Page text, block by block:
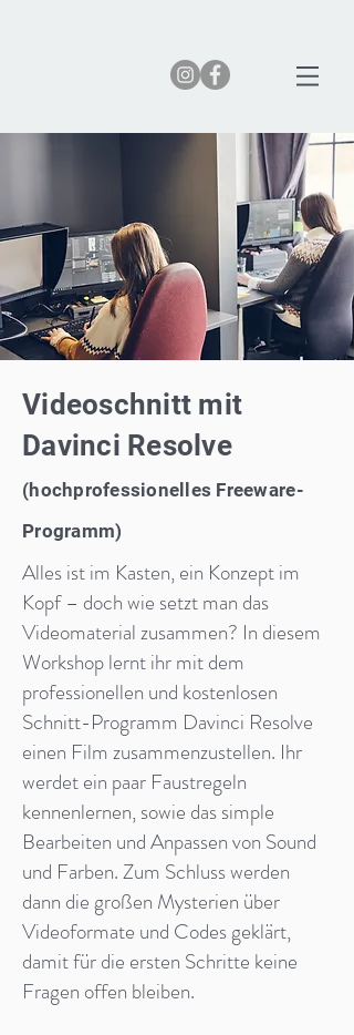
Videoschnitt mit
Davinci Resolve
(hochprofessionelles Freeware-
Programm)
Alles ist im Kasten, ein Konzept im
Kopf – doch wie setzt man das
Videomaterial zusammen? In diesem
Workshop lernt ihr mit dem
professionellen und kostenlosen
Schnitt-Programm Davinci Resolve
einen Film zusammenzustellen. Ihr
werdet ein paar Faustregeln
kennenlernen, sowie das simple
Bearbeiten und Anpassen von Sound
und Farben. Zum Schluss werden
dann die großen Mysterien über
Videoformate und Codes geklärt,
damit für die ersten Schritte keine
Fragen offen bleiben.